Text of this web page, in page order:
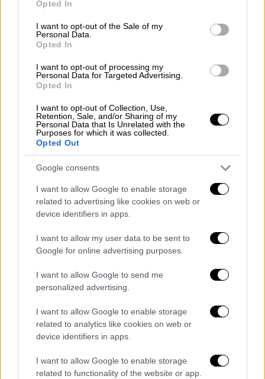
use your data for below specified purposes in below Google
consent section.
Opted In
I want to opt-out of the Sale of my
Personal Data.
Opted In
I want to opt-out of processing my
Personal Data for Targeted Advertising.
Opted In
I want to opt-out of Collection, Use,
Retention, Sale, and/or Sharing of my
Personal Data that Is Unrelated with the
Purposes for which it was collected.
Opted Out
Google consents
I want to allow Google to enable storage
related to advertising like cookies on web or
device identifiers in apps.
I want to allow my user data to be sent to
Google for online advertising purposes.
I want to allow Google to send me
personalized advertising.
I want to allow Google to enable storage
related to analytics like cookies on web or
device identifiers in apps.
I want to allow Google to enable storage
related to functionality of the website or app.
ξεκόψει, που είναι σαν να μην έχει συμβεί
τίποτα θα γίνει το ίδιο».
James Καφετζής: Όταν έμαθα ποιος
χτύπησε την Άννα Μαρία Βέλλη, είπα
«αποκλείεται, αυτός είναι πολύ καλό
παιδί»
James Καφετζής, μιλώντας στην πρωινή
εκπομπή της Σίσσυς Χρηστίδου για την
κακοποίηση της Άννας Μαρίας Βέλλη από
πρώην σύντροφό της, ανέφερε: «Είχε γίνει
πριν κάποια χρόνια και μου είχε μιλήσει στο
Survivor, όταν είχαμε έρθει πολύ κοντά. Μου